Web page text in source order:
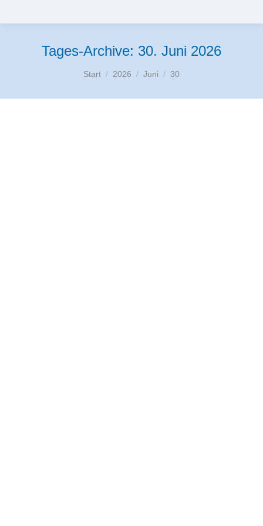
Tages-Archive: 30. Juni 2026
Start 2026 Juni 30